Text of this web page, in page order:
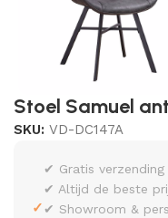
Stoel Samuel
SKU: VD-DC147A
✓
✔ Gratis
✔ Altijd de beste
✔ Showroom &